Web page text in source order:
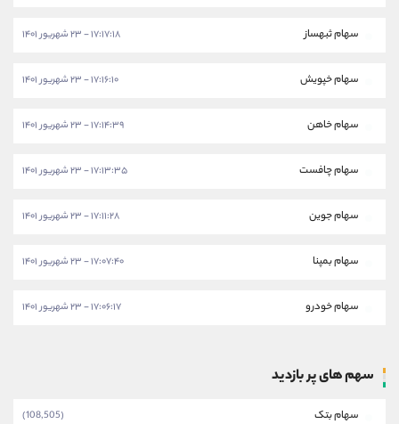
سهام ثبهساز ۱۷:۱۷:۱۸ - ۲۳ شهریور ۱۴۰۱
سهام خپویش ۱۷:۱۶:۱۰ - ۲۳ شهریور ۱۴۰۱
سهام خاهن ۱۷:۱۴:۳۹ - ۲۳ شهریور ۱۴۰۱
سهام چافست ۱۷:۱۳:۳۵ - ۲۳ شهریور ۱۴۰۱
سهام جوین ۱۷:۱۱:۲۸ - ۲۳ شهریور ۱۴۰۱
سهام بمپنا ۱۷:۰۷:۴۰ - ۲۳ شهریور ۱۴۰۱
سهام خودرو ۱۷:۰۶:۱۷ - ۲۳ شهریور ۱۴۰۱
سهم های پر بازدید
سهام بتک (108,505)